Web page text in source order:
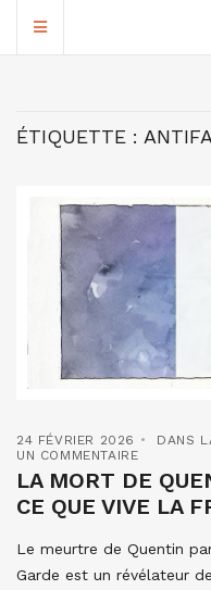
ÉTIQUETTE :
24 FÉVRIER 2026 DANS
UN COMMENTAIRE
LA MORT DE
CE QUE VIVE LA
Le meurtre de Quentin
Garde est un révélateur